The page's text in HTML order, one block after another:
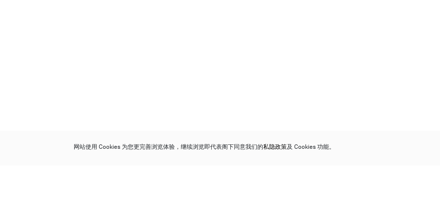
网站使用 Cookies 为您更完善浏览体验，继续浏览即代表阁下同意我们的私隐政策及 Cookies 功能。